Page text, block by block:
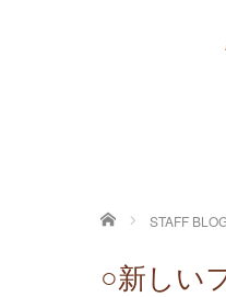
ホーム STAFF
○新しい